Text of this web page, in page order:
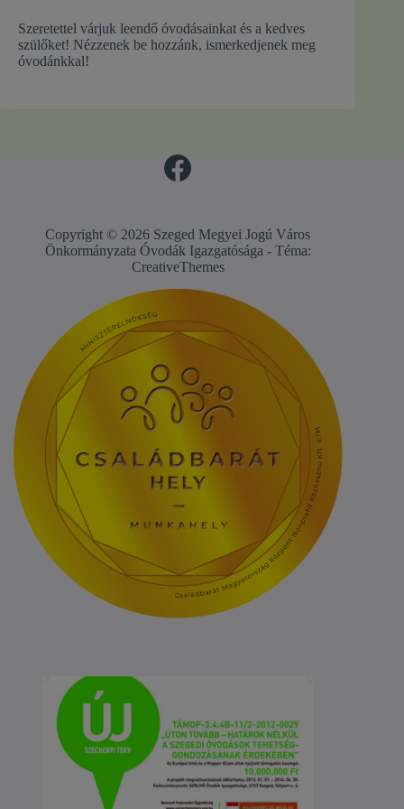
Szeretettel várjuk leendő óvodásainkat és a kedves
szülőket! Nézzenek be hozzánk, ismerkedjenek meg
óvodánkkal!
Copyright © 2026 Szeged Megyei Jogú Város
Önkormányzata Óvodák Igazgatósága - Téma:
CreativeThemes